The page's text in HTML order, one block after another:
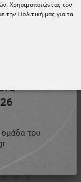
Χρησιμοποιώντας τον
την Πολιτική μας για τα